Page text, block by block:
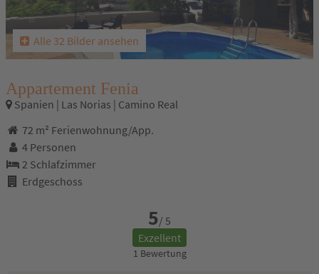
Alle 32 Bilder ansehen
Appartement Fenia
Spanien | Las Norias | Camino Real
72 m² Ferienwohnung/App.
4 Personen
2 Schlafzimmer
Erdgeschoss
5/ 5
Exzellent
1 Bewertung